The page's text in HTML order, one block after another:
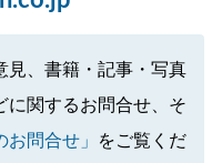
見、書籍・記事・写真
に関するお問合せ、そ
お問合せ」
をご覧くだ